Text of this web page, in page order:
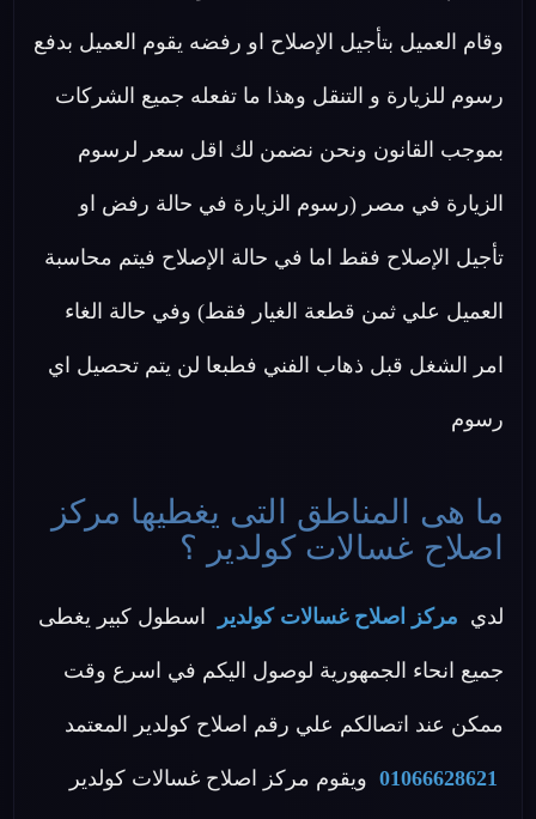
وقام العميل بتأجيل الإصلاح او رفضه يقوم العميل بدفع
رسوم للزيارة و التنقل وهذا ما تفعله جميع الشركات
بموجب القانون ونحن نضمن لك اقل سعر لرسوم
الزيارة في مصر (رسوم الزيارة في حالة رفض او
تأجيل الإصلاح فقط اما في حالة الإصلاح فيتم محاسبة
العميل علي ثمن قطعة الغيار فقط) وفي حالة الغاء
امر الشغل قبل ذهاب الفني فطبعا لن يتم تحصيل اي
رسوم
ما هى المناطق التى يغطيها مركز
اصلاح غسالات كولدير ؟
لدي مركز اصلاح غسالات كولدير اسطول كبير يغطى
جميع انحاء الجمهورية لوصول اليكم في اسرع وقت
ممكن عند اتصالكم علي رقم اصلاح كولدير المعتمد
01066628621 ويقوم مركز اصلاح غسالات كولدير